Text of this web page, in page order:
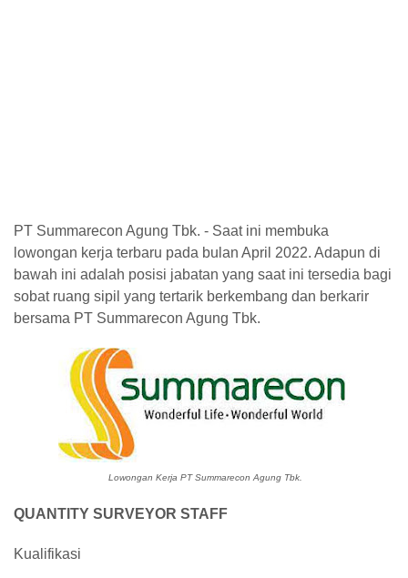
PT Summarecon Agung Tbk. - Saat ini membuka
lowongan kerja terbaru pada bulan April 2022. Adapun di
bawah ini adalah posisi jabatan yang saat ini tersedia bagi
sobat ruang sipil yang tertarik berkembang dan berkarir
bersama PT Summarecon Agung Tbk.
Lowongan Kerja PT Summarecon Agung Tbk.
QUANTITY SURVEYOR STAFF
Kualifikasi